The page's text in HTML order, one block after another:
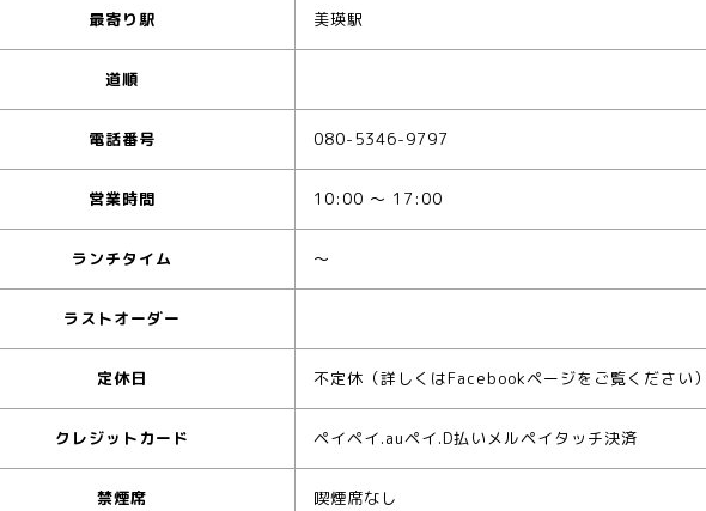
最寄り駅 美瑛駅
道順
電話番号 080-5346-9797
営業時間 10:00 ～ 17:00
ランチタイム ～
ラストオーダー
定休日 不定休（詳しくはFacebookページをご覧ください）
クレジットカード ペイペイ.auペイ.D払いメルペイタッチ決済
禁煙席 喫煙席なし